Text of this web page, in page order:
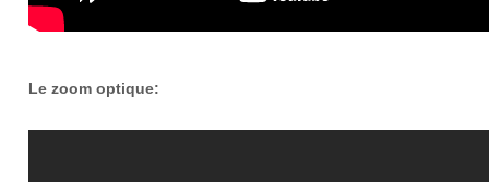
Le zoom optique: